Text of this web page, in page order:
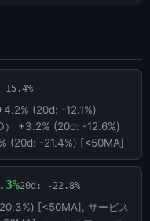
(20d: -12.1%)
） +3.2% (20d: -12.6%)
(20d: -21.4%) [<50MA]
20d: -22.8%
[<50MA], サービス